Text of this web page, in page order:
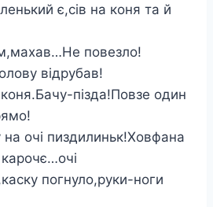
є,сів на коня та й
повезло!
відрубав!
коня.Бачу-пізда!Повзе один
на очі пиздилиньк!Ховфана
погнуло,руки-ноги